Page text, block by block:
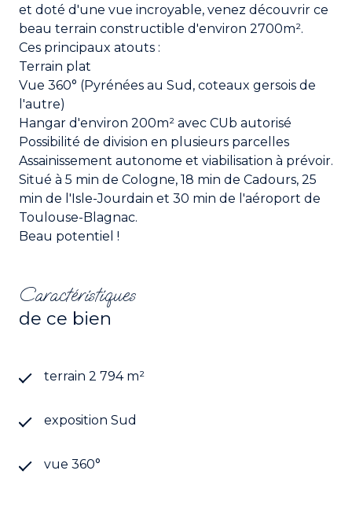
et doté d'une vue incroyable, venez découvrir ce
beau terrain constructible d'environ 2700m².
Ces principaux atouts :
Terrain plat
Vue 360° (Pyrénées au Sud, coteaux gersois de
l'autre)
Hangar d'environ 200m² avec CUb autorisé
Possibilité de division en plusieurs parcelles
Assainissement autonome et viabilisation à prévoir.
Situé à 5 min de Cologne, 18 min de Cadours, 25
min de l'Isle-Jourdain et 30 min de l'aéroport de
Toulouse-Blagnac.
Beau potentiel !
Caractéristiques
de ce bien
terrain 2 794 m²
exposition Sud
vue 360°